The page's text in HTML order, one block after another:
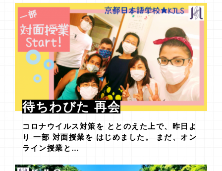
待ちわびた 再会
コロナウイルス対策を ととのえた上で、昨日よ
り 一部 対面授業を はじめました。 まだ、オン
ライン授業と…